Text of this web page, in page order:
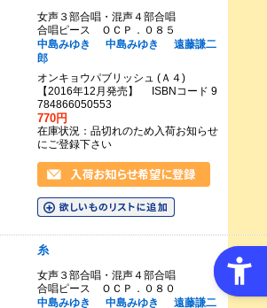
女声３部合唱・混声４部合唱
合唱ピース ＯＣＰ．０８５
中島みゆき
中島みゆき
遠藤謙二
郎
オンキョウパブリッシュ (Ａ４)
【2016年12月発売】 ISBNコード 9
784866050553
770円
在庫状況：品切れのため入荷お知らせ
にご登録下さい
糸
女声３部合唱・混声４部合唱
合唱ピース ＯＣＰ．０８０
中島みゆき
中島みゆき 遠藤謙二